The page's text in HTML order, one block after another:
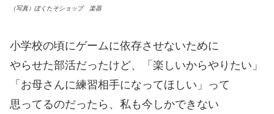
（写真）ぽくたそショップ 楽器
小学校の頃にゲームに依存させないために
やらせた部活だったけど、「楽しいからやりたい」
「お母さんに練習相手になってほしい」って
思ってるのだったら、私も今しかできない